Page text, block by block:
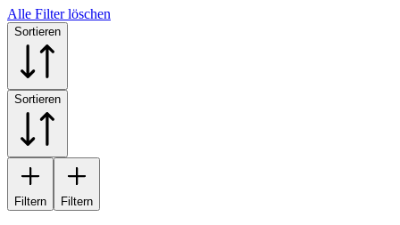
Alle Filter löschen
Sortieren
Sortieren
Filtern Filtern